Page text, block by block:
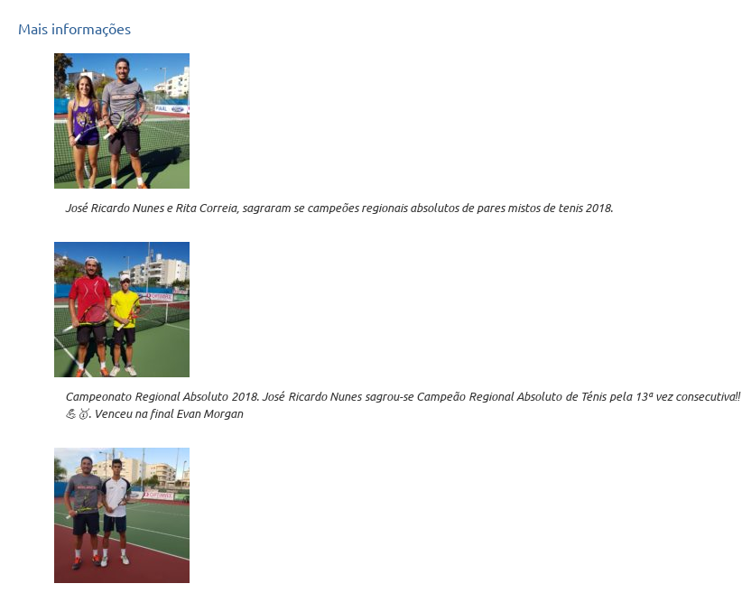
Mais informações
José Ricardo Nunes e Rita Correia, sagraram se campeões regionais absolutos de pares mistos de tenis 2018.
Campeonato Regional Absoluto 2018. José Ricardo Nunes sagrou-se Campeão Regional Absoluto de Ténis pela 13ª vez consecutiva‼️
💪🥇. Venceu na final Evan Morgan